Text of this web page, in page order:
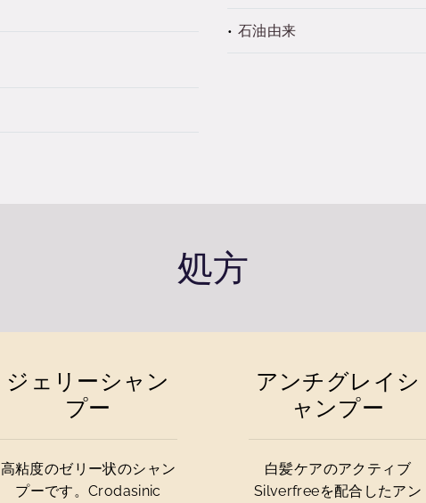
石油由来
処方
ジェリーシャン
プー
高粘度のゼリー状のシャン
プーです。Crodasinic
アンチグレイシ
ャンプー
白髪ケアのアクティブ
Silverfreeを配合したアン